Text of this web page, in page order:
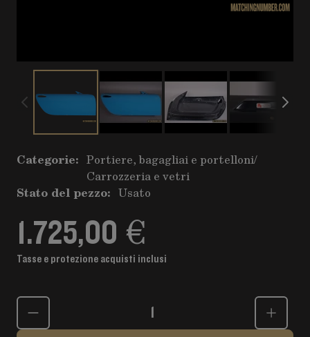
Categorie: Portiere, bagagliai e portelloni/
Carrozzeria e vetri
Stato del pezzo: Usato
1.725,00 €
Tasse e protezione acquisti inclusi
Quantità